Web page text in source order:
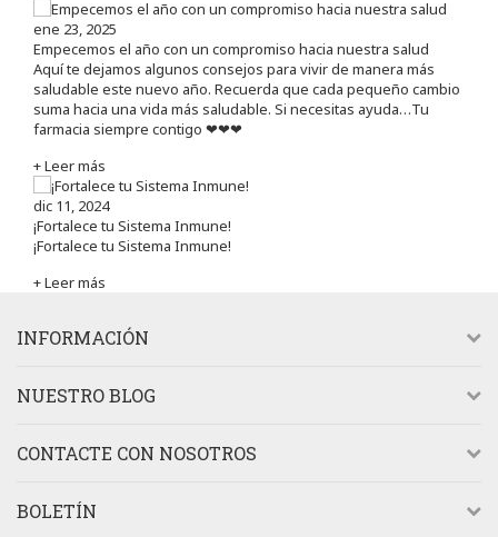
ene 23, 2025
Empecemos el año con un compromiso hacia nuestra salud
Aquí te dejamos algunos consejos para vivir de manera más
saludable este nuevo año. Recuerda que cada pequeño cambio
suma hacia una vida más saludable. Si necesitas ayuda…Tu
farmacia siempre contigo ❤❤❤
+ Leer más
dic 11, 2024
¡Fortalece tu Sistema Inmune!
¡Fortalece tu Sistema Inmune!
+ Leer más
INFORMACIÓN
NUESTRO BLOG
CONTACTE CON NOSOTROS
BOLETÍN